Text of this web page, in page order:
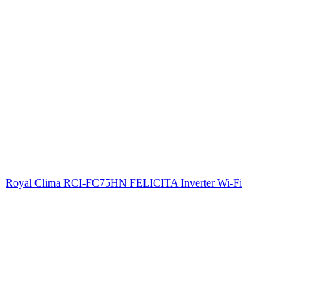
Royal Clima RCI-FC75HN FELICITA Inverter Wi-Fi